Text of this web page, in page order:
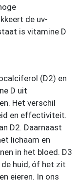
de uv-
is vitamine D
(D2) en
D uit
Het verschil
en effectiviteit.
D2. Daarnaast
lichaam en
in het bloed. D3
huid, óf het zit
eieren. In ons